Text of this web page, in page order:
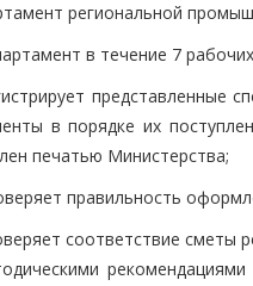
региональной
в течение 7
представленные
в порядке их
печатью Министерства;
правильность
соответствие сметы